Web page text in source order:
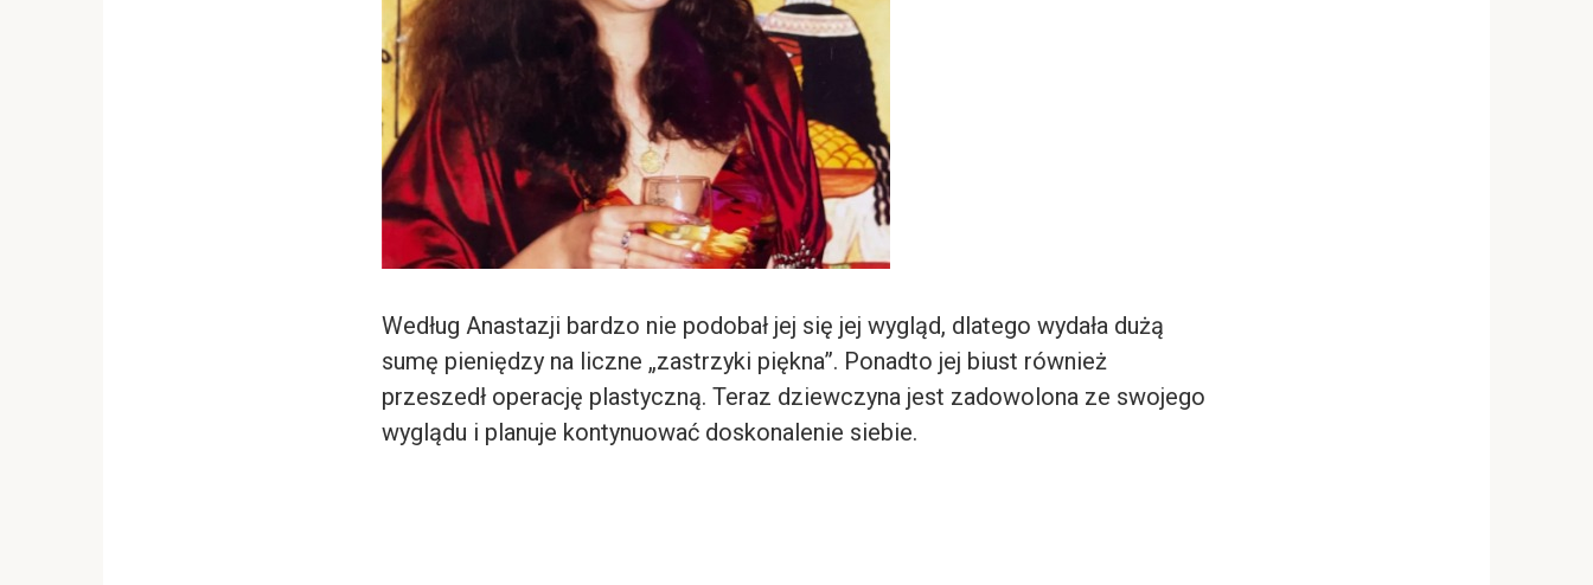
Według Anastazji bardzo nie podobał jej się jej wygląd, dlatego wydała dużą
sumę pieniędzy na liczne „zastrzyki piękna”. Ponadto jej biust również
przeszedł operację plastyczną. Teraz dziewczyna jest zadowolona ze swojego
wyglądu i planuje kontynuować doskonalenie siebie.